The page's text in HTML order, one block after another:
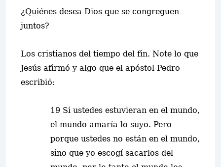
¿Quiénes desea Dios que se congreguen
juntos?
Los cristianos del tiempo del fin. Note lo que
Jesús afirmó y algo que el apóstol Pedro
escribió:
19 Si ustedes estuvieran en el mundo,
el mundo amaría lo suyo. Pero
porque ustedes no están en el mundo,
sino que yo escogí sacarlos del